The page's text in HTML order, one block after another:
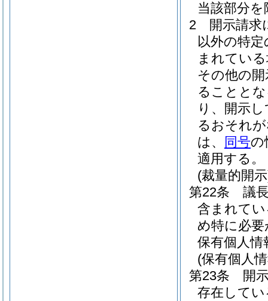
当該部分
2
開示請求
以外の特
まれてい
その他の
ることと
り、開示
るおそれ
は、
同号の
適用する。
(裁量的開
第22条
議
含まれて
め特に必
保有個人
(保有個人
第23条
開
存在して